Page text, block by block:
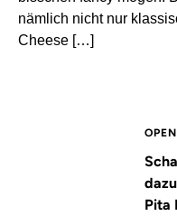
nämlich nicht nur
Cheese […]
Pita